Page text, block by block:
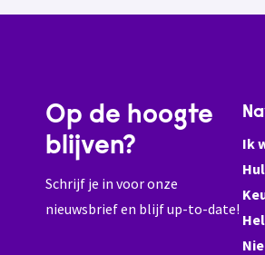
Op de hoogte
blijven?
Schrijf je in voor onze
nieuwsbrief en blijf up-to-date!
Ik